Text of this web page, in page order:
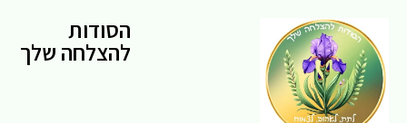
הסודות
להצלחה שלך